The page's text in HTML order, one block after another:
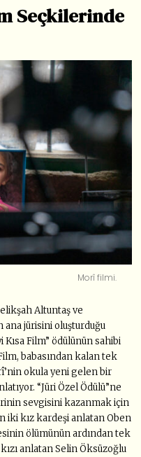
Seçkilerinde
Morî filmi.
Altuntaş ve
ana jürisini oluşturduğu
Kısa Film” ödülünün sahibi
babasından kalan tek
okula yeni gelen bir
“Jüri Özel Ödülü”ne
sevgisini kazanmak için
iki kız kardeşi anlatan Oben
ölümünün ardından tek
anlatan Selin Öksüzoğlu